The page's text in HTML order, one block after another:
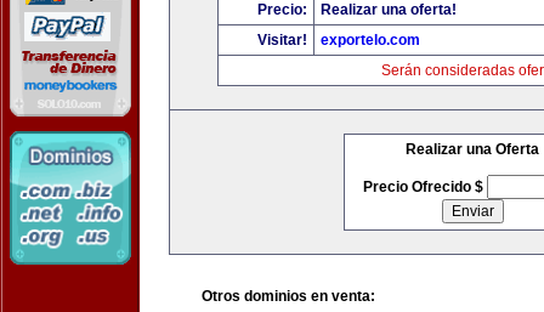
Precio:
Realizar una oferta!
Visitar!
exportelo.com
Serán consideradas
Realizar una Oferta
Precio Ofrecido $
Otros dominios en venta: